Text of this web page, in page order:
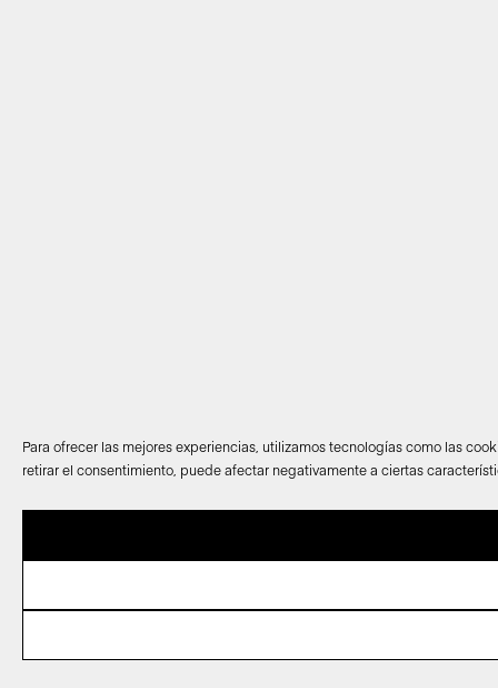
Para ofrecer las mejores experiencias, utilizamos tecnologías como las
retirar el consentimiento, puede afectar negativamente a ciertas